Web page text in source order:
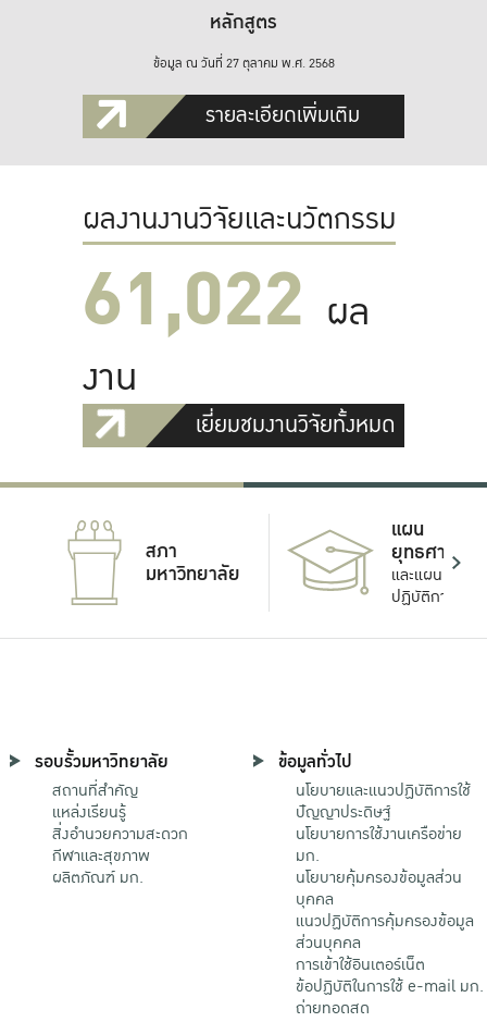
หลักสูตร
ข้อมูล ณ วันที่ 27 ตุลาคม พ.ศ. 2568
รายละเอียดเพิ่มเติม
ผลงานงานวิจัยและนวัตกรรม
61,022 ผล
งาน
เยี่ยมชมงานวิจัยทั้งหมด
สภา
มหาวิทยาลัย
แผน
ยุทธศาสตร์
และแผน
ปฏิบัติการ
รอบรั้วมหาวิทยาลัย
สถานที่สำคัญ
แหล่งเรียนรู้
สิ่งอำนวยความสะดวก
กีฬาและสุขภาพ
ผลิตภัณฑ์ มก.
ข้อมูลทั่วไป
นโยบายและแนวปฏิบัติการใช้
ปัญญาประดิษฐ์
นโยบายการใช้งานเครือข่าย
มก.
นโยบายคุ้มครองข้อมูลส่วน
บุคคล
แนวปฏิบัติการคุ้มครองข้อมูล
ส่วนบุคคล
การเข้าใช้อินเตอร์เน็ต
ข้อปฏิบัติในการใช้ e-mail มก.
ถ่ายทอดสด